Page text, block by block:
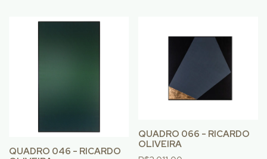
QUADRO 046 - RICARDO
QUADRO 066 - RICARDO
OLIVEIRA